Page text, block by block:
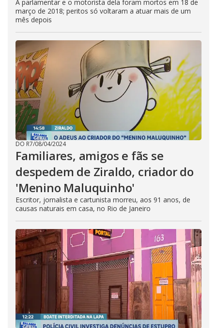
A parlamentar e o motorista dela foram mortos em 18 de
março de 2018; peritos só voltaram a atuar mais de um
mês depois
DO R7/08/04/2024
Familiares, amigos e fãs se
despedem de Ziraldo, criador do
'Menino Maluquinho'
Escritor, jornalista e cartunista morreu, aos 91 anos, de
causas naturais em casa, no Rio de Janeiro